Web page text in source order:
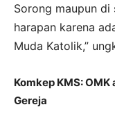
Sorong maupun
harapan karena
Muda Katolik,”
Komkep KMS:
Gereja